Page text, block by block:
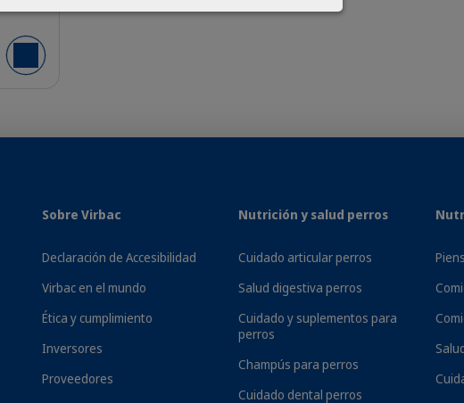
Añadir al carrito
arterial, un problema común en mascotas con disfunción renal.
que encanta tanto a perros como a gatos.
Sobre Virbac
Declaración de Accesibilidad
Virbac en el mundo
Ética y cumplimiento
Inversores
Proveedores
Nutrición y salud perros
Cuidado articular perros
Salud digestiva perros
Cuidado y suplementos para
perros
Champús para perros
Cuidado dental perros